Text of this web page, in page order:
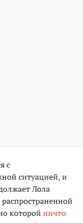
с
ситуацией, и
Лола
которой ничто